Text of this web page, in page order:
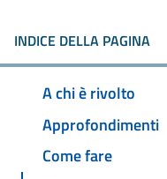
INDICE DELLA PAGINA
A chi è rivolto
Approfondimenti
Come fare